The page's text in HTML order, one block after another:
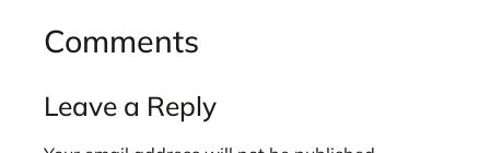
Comments
Leave a Reply